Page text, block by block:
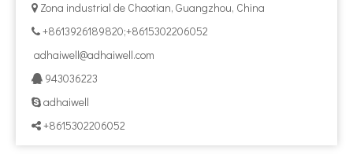
 Zona industrial de Chaotian, Guangzhou, China
 +8613926189820;+8615302206052
adhaiwell@adhaiwell.com
 943036223
 adhaiwell
 +8615302206052